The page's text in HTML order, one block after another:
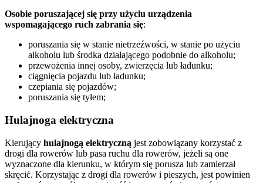
Osobie poruszającej się przy użyciu urządzenia
wspomagającego ruch zabrania się:
poruszania się w stanie nietrzeźwości, w stanie po użyciu
alkoholu lub środka działającego podobnie do alkoholu;
przewożenia innej osoby, zwierzęcia lub ładunku;
ciągnięcia pojazdu lub ładunku;
czepiania się pojazdów;
poruszania się tyłem;
Hulajnoga elektryczna
Kierujący hulajnogą elektryczną jest zobowiązany korzystać z
drogi dla rowerów lub pasa ruchu dla rowerów, jeżeli są one
wyznaczone dla kierunku, w którym się porusza lub zamierzał
skręcić. Korzystając z drogi dla rowerów i pieszych, jest powinien